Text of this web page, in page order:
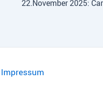
Impressum